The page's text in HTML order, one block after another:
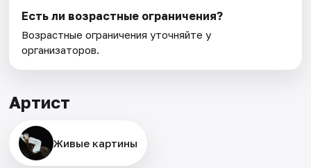
Есть ли возрастные ограничения?
Возрастные ограничения уточняйте у
организаторов.
Артист
Живые картины